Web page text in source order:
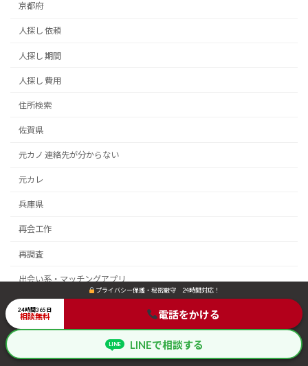
プライバシー保護・秘密厳守 24時間対応！
24時間365日
相談無料 電話をかける
LINE LINEで相談する
京都府
人探し 依頼
人探し 期間
人探し 費用
住所検索
佐賀県
元カノ 連絡先が分からない
元カレ
兵庫県
再会工作
再調査
出会い系・マッチングアプリ
北海道
プライバシー保護・秘密厳守 24時間対応！
24時間365日
相談無料 電話をかける
LINE LINEで相談する